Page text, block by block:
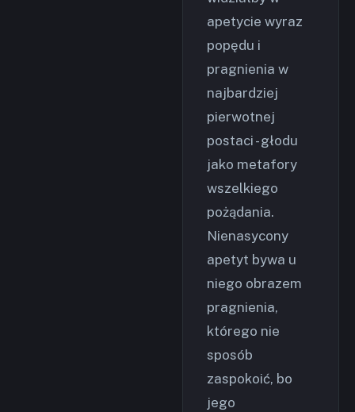
apetycie wyraz
popędu i
pragnienia w
najbardziej
pierwotnej
postaci - głodu
jako metafory
wszelkiego
pożądania.
Nienasycony
apetyt bywa u
niego obrazem
pragnienia,
którego nie
sposób
zaspokoić, bo
jego